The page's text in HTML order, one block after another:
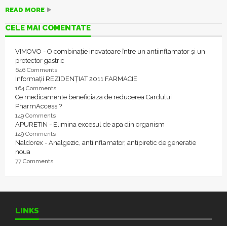
READ MORE
CELE MAI COMENTATE
VIMOVO - O combinație inovatoare între un antiinflamator și un
protector gastric
646 Comments
Informații REZIDENȚIAT 2011 FARMACIE
164 Comments
Ce medicamente beneficiaza de reducerea Cardului
PharmAccess ?
149 Comments
APURETIN - Elimina excesul de apa din organism
149 Comments
Naldorex - Analgezic, antiinflamator, antipiretic de generatie
noua
77 Comments
LINKS